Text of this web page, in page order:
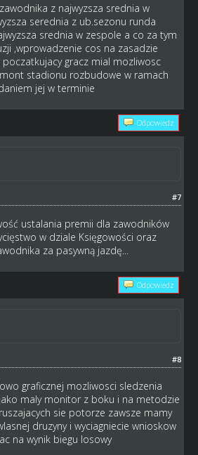
z najwyzsza srednia w
serednia z ub.sezonu runda
srednia w zespole a co za tym
,wprowadzenie cos na zasadzie
poczatkujacy gracz mial mozliwosc
stadionu rozbudowe w ramach
jej w terminie
Odpowiedz
#7
ustalania premii dla zawodników
w dziale Księgowości oraz
za pasywną jazdę...
Odpowiedz
#8
graficznej mozliwosci sledzenia
maly monitor z boku i na metodzie
sie potorze zawsze mamy
druzyny i wyciagniecie wnioskow
na wynik biegu losowy